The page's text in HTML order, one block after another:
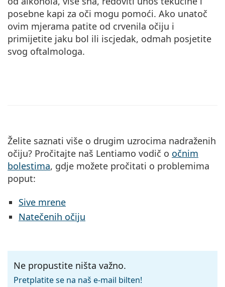
posebne kapi za oči mogu pomoći. Ako unatoč
ovim mjerama patite od crvenila očiju i
primijetite jaku bol ili iscjedak, odmah posjetite
svog oftalmologa.
Želite saznati više o drugim uzrocima nadraženih
očiju? Pročitajte naš Lentiamo vodič o očnim
bolestima, gdje možete pročitati o problemima
poput:
Sive mrene
Natečenih očiju
Ne propustite ništa važno.
Pretplatite se na naš e-mail bilten!